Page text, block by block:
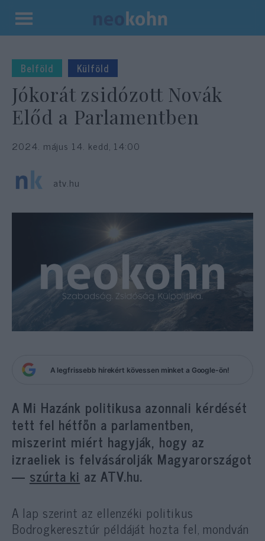
Kilépés
tartalomba
Belföld Külföld
Jókorát zsidózott Novák
Előd a Parlamentben
2024. május 14. kedd, 14:00
atv.hu
A legfrissebb hírekért kövessen minket a Google-ön!
A Mi Hazánk politikusa azonnali kérdését
tett fel hétfőn a parlamentben,
miszerint miért hagyják, hogy az
izraeliek is felvásárolják Magyarországot
— szúrta ki az ATV.hu.
A lap szerint az ellenzéki politikus
Bodrogkeresztúr példáját hozta fel, mondván